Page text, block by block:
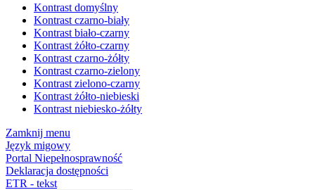
Kontrast domyślny
Kontrast czarno-biały
Kontrast biało-czarny
Kontrast żółto-czarny
Kontrast czarno-żółty
Kontrast czarno-zielony
Kontrast zielono-czarny
Kontrast żółto-niebieski
Kontrast niebiesko-żółty
Zamknij menu
Język migowy
Portal Niepełnosprawność
Deklaracja dostępności
ETR - tekst